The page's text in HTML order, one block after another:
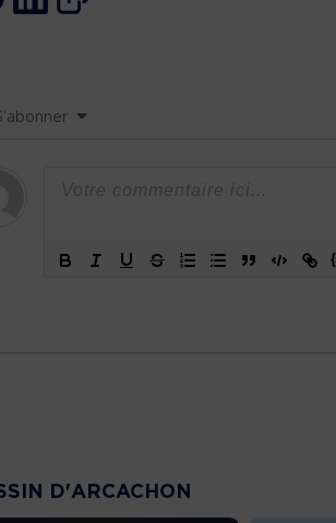
D'ARCACHON